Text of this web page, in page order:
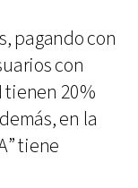
pagando con
con
tienen 20%
en la
tiene